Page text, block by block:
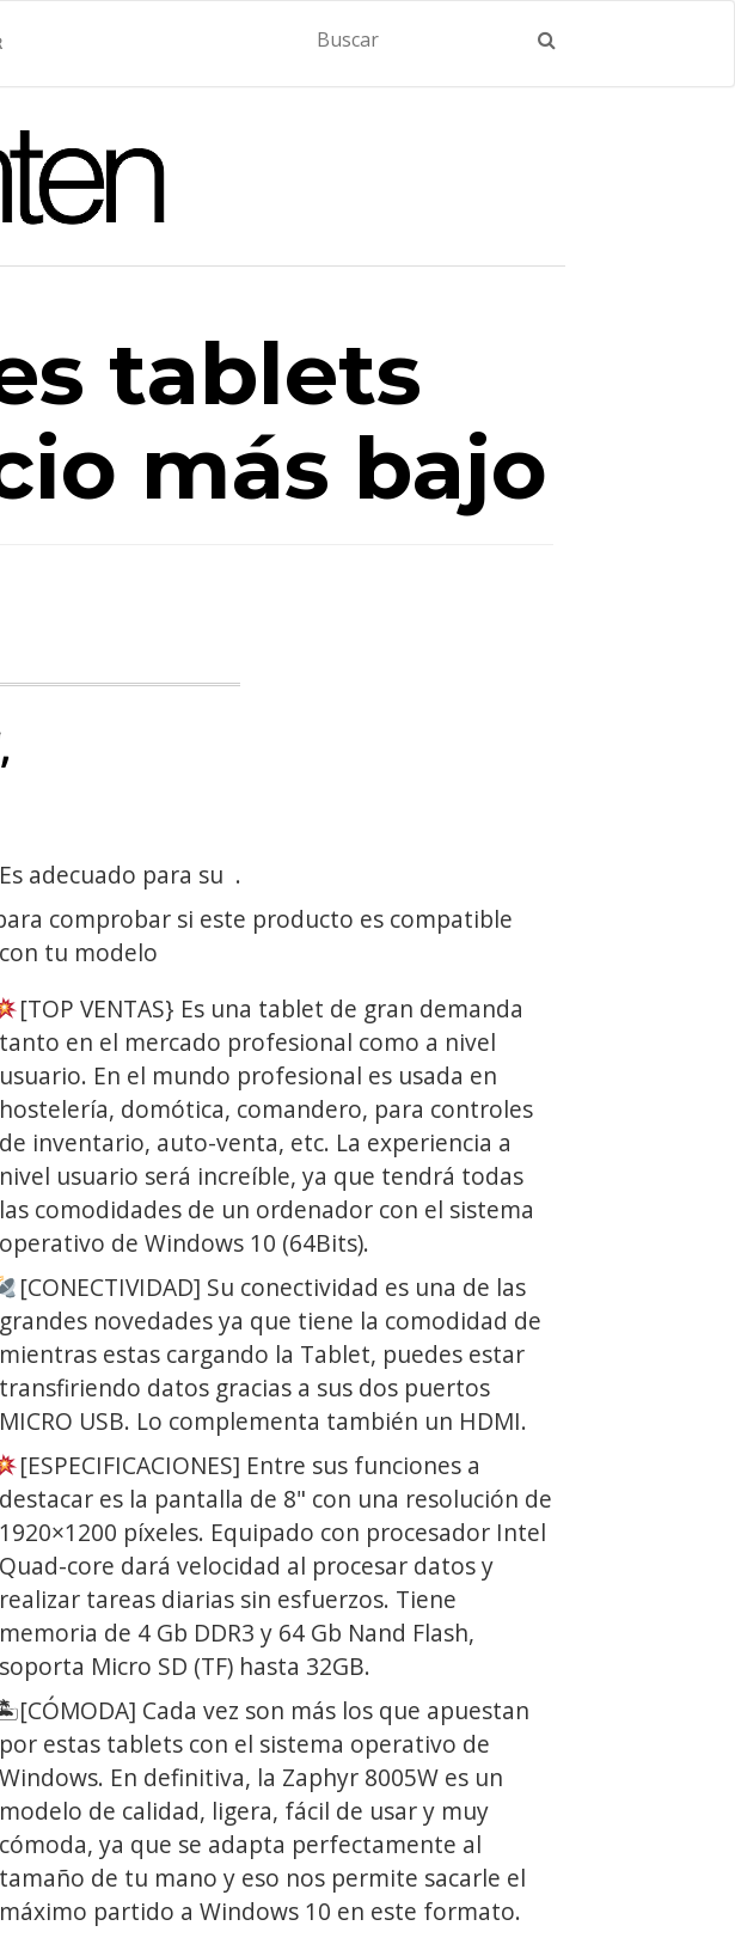
tablets
más bajo
Es adecuado para su .
comprobar si este producto es compatible
con tu modelo
[TOP VENTAS} Es una tablet de gran demanda
tanto en el mercado profesional como a nivel
usuario. En el mundo profesional es usada en
hostelería, domótica, comandero, para controles
de inventario, auto-venta, etc. La experiencia a
nivel usuario será increíble, ya que tendrá todas
las comodidades de un ordenador con el sistema
operativo de Windows 10 (64Bits).
[CONECTIVIDAD] Su conectividad es una de las
grandes novedades ya que tiene la comodidad de
mientras estas cargando la Tablet, puedes estar
transfiriendo datos gracias a sus dos puertos
MICRO USB. Lo complementa también un HDMI.
[ESPECIFICACIONES] Entre sus funciones a
destacar es la pantalla de 8" con una resolución de
1920×1200 píxeles. Equipado con procesador Intel
Quad-core dará velocidad al procesar datos y
realizar tareas diarias sin esfuerzos. Tiene
memoria de 4 Gb DDR3 y 64 Gb Nand Flash,
soporta Micro SD (TF) hasta 32GB.
Cada vez son más los que apuestan
por estas tablets con el sistema operativo de
Windows. En definitiva, la Zaphyr 8005W es un
modelo de calidad, ligera, fácil de usar y muy
cómoda, ya que se adapta perfectamente al
tamaño de tu mano y eso nos permite sacarle el
máximo partido a Windows 10 en este formato.